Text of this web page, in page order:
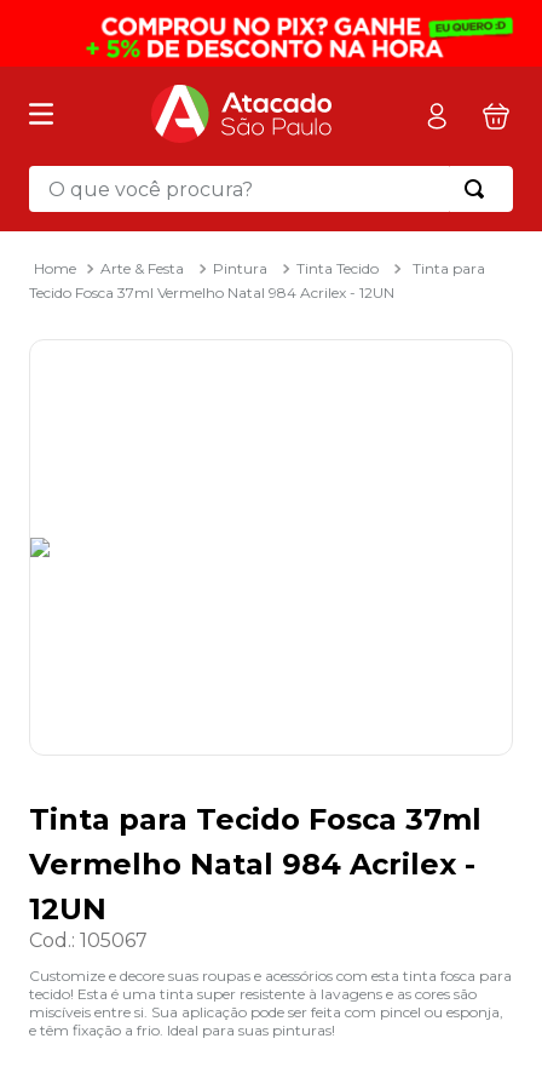
O que você procura?
Arte & Festa Pintura Tinta Tecido
Tinta para
Tecido Fosca 37ml Vermelho Natal 984 Acrilex - 12UN
Tinta para Tecido Fosca 37ml
Vermelho Natal 984 Acrilex -
12UN
Cod.: 105067
Customize e decore suas roupas e acessórios com esta tinta fosca para
tecido! Esta é uma tinta super resistente à lavagens e as cores são
miscíveis entre si. Sua aplicação pode ser feita com pincel ou esponja,
e têm fixação a frio. Ideal para suas pinturas!
Termos mais buscados
mochila
2º sacola
3º mala